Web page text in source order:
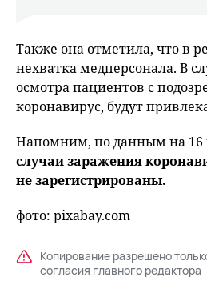
Также она отметила, что в
нехватка медперсонала. В
осмотра пациентов с
коронавирус, будут
Напомним, по данным на 16
случаи заражения
не зарегистрированы.
фото: pixabay.com
Копирование разрешено
согласия главного редактора